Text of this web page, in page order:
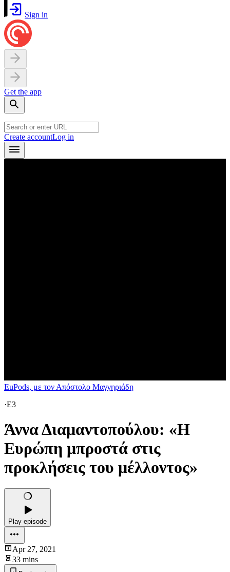
Sign in
Get the app
Create accountLog in
EuPods, με τον Απόστολο Μαγγηριάδη
·E3
Άννα Διαμαντοπούλου: «Η
Ευρώπη μπροστά στις
προκλήσεις του μέλλοντος»
Play episode
Apr 27, 2021
33 mins